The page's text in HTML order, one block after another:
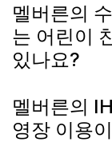
멜버른의
는 어린이
있나요?
멜버른의
영장 이용